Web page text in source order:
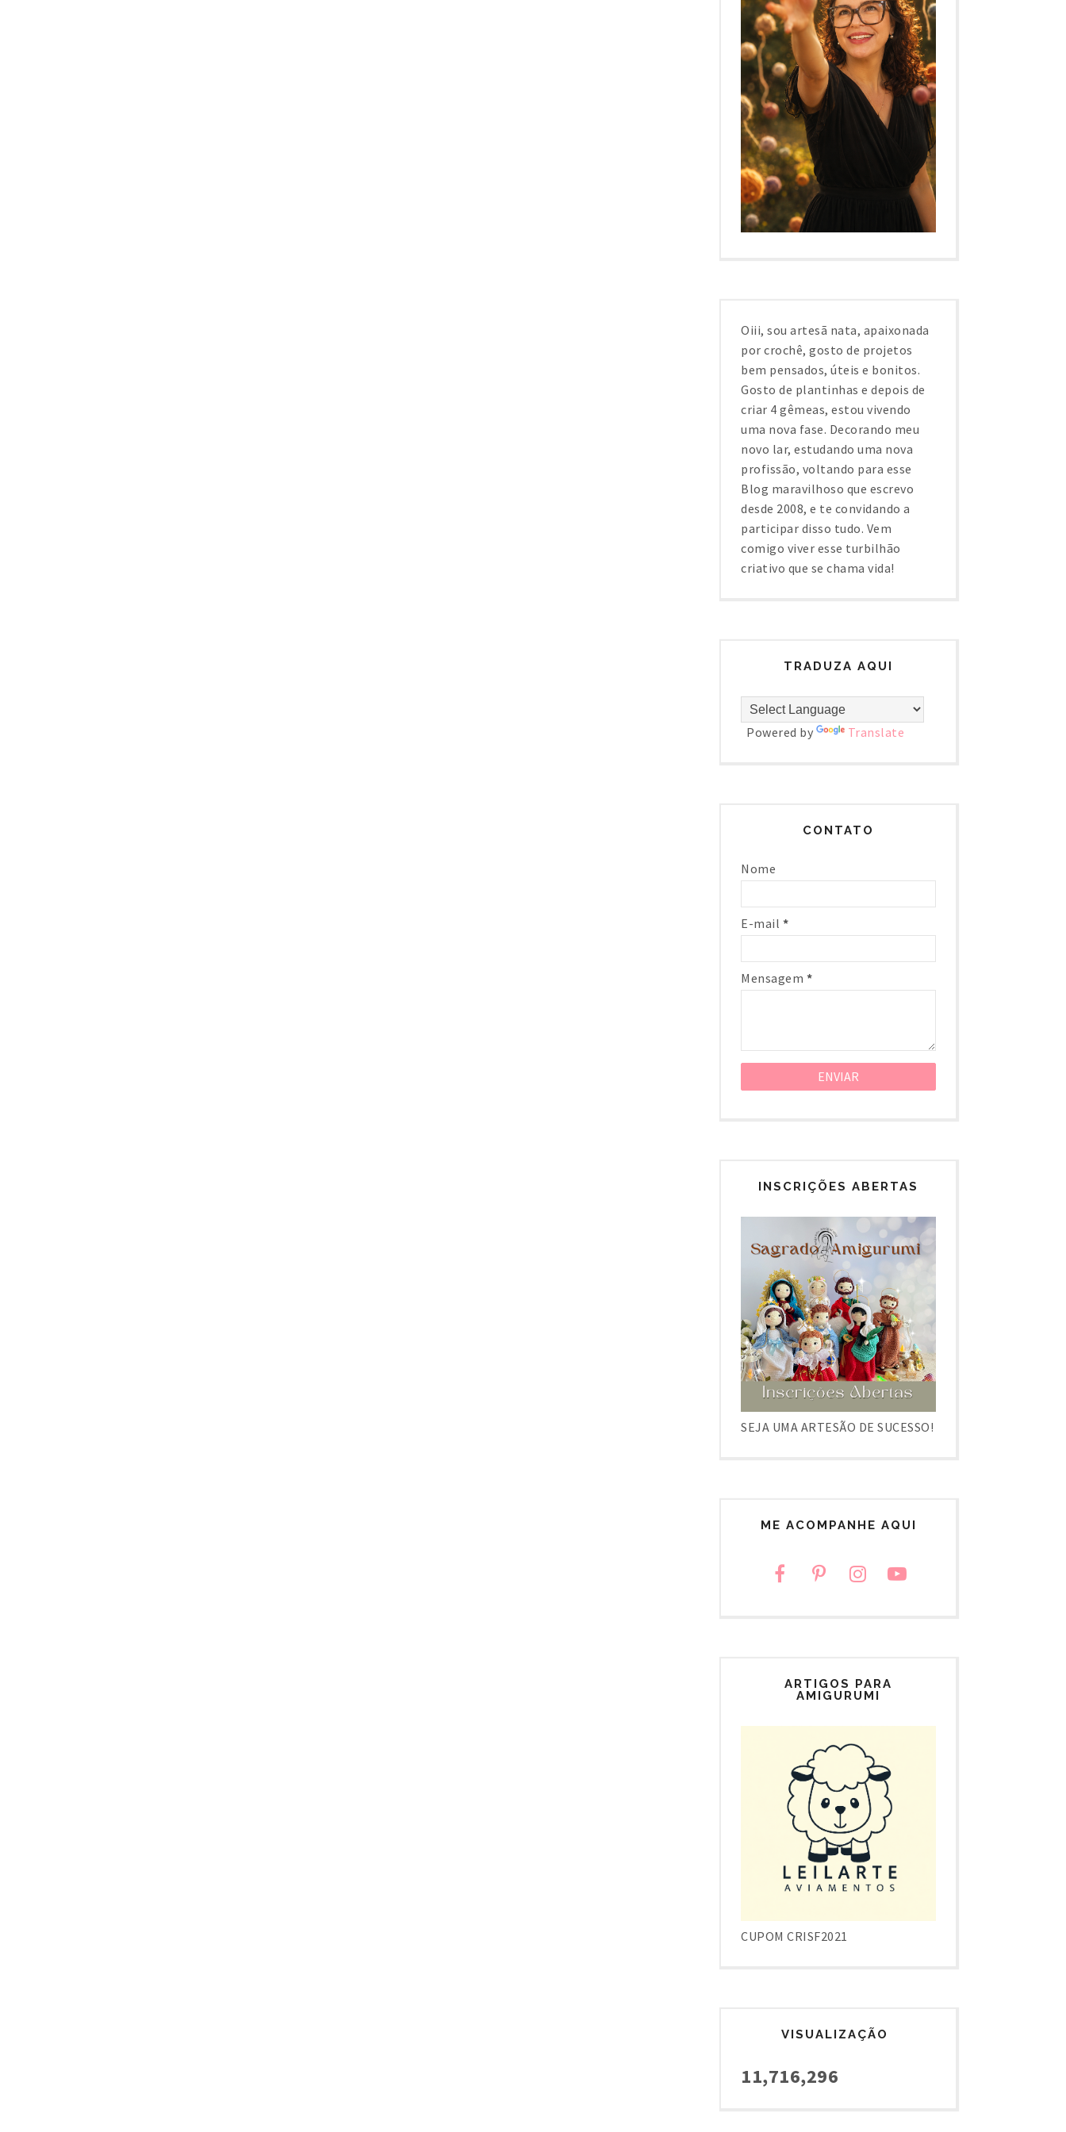
Oiii, sou artesã nata, apaixonada
por crochê, gosto de projetos
bem pensados, úteis e bonitos.
Gosto de plantinhas e depois de
criar 4 gêmeas, estou vivendo
uma nova fase. Decorando meu
novo lar, estudando uma nova
profissão, voltando para esse
Blog maravilhoso que escrevo
desde 2008, e te convidando a
participar disso tudo. Vem
comigo viver esse turbilhão
criativo que se chama vida!
TRADUZA AQUI
Powered by Translate
CONTATO
Nome
E-mail *
Mensagem *
INSCRIÇÕES ABERTAS
SEJA UMA ARTESÃO DE SUCESSO!
ME ACOMPANHE AQUI
ARTIGOS PARA
AMIGURUMI
CUPOM CRISF2021
VISUALIZAÇÃO
11,716,296